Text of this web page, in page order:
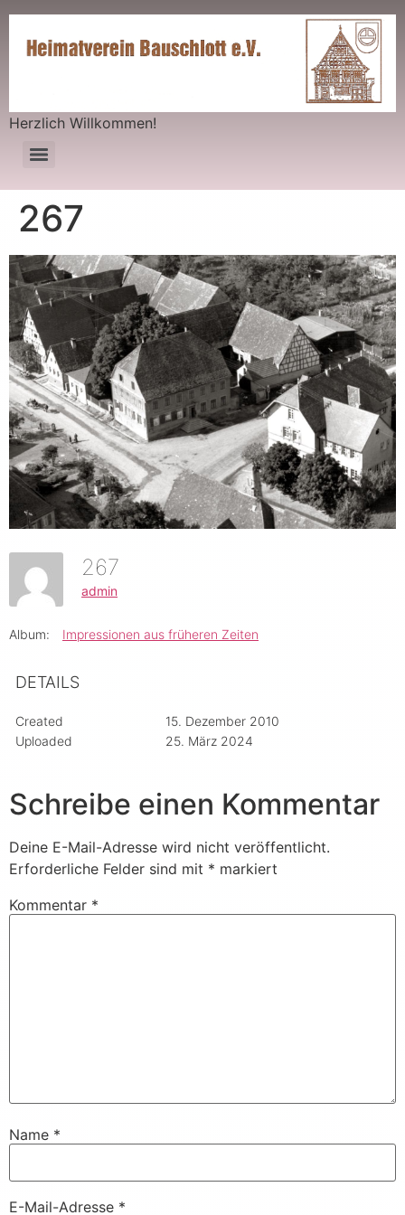
Herzlich Willkommen!
267
267
admin
Album: Impressionen aus früheren Zeiten
DETAILS
Created
15. Dezember 2010
Uploaded
25. März 2024
Schreibe einen Kommentar
Deine E-Mail-Adresse wird nicht veröffentlicht.
Erforderliche Felder sind mit * markiert
Kommentar *
Name *
E-Mail-Adresse *